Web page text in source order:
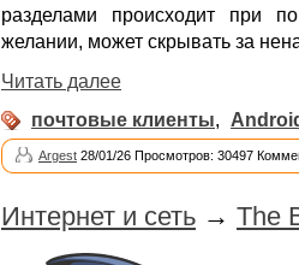
разделами происходит при
желании, может скрывать за
Читать далее
почтовые клиенты,
Argest 28/01/26 Просмотров: 30497
Интернет и сеть → The